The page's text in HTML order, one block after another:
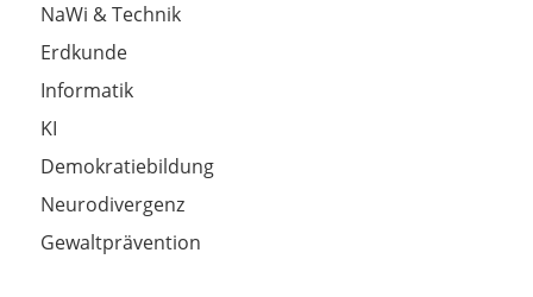
NaWi & Technik
Erdkunde
Informatik
KI
Demokratiebildung
Neurodivergenz
Gewaltprävention